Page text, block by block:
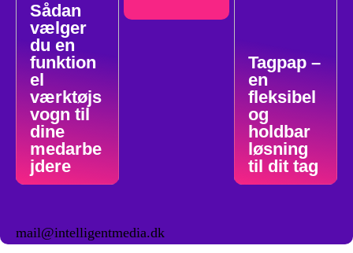
Sådan
vælger
du en
funktion
el
værktøjs
vogn til
dine
medarbe
jdere
Tagpap –
en
fleksibel
og
holdbar
løsning
til dit tag
mail@intelligentmedia.dk